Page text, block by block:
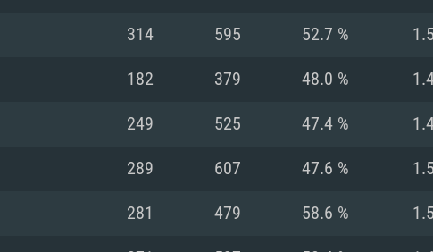
DE
314 595 52.7 %
182 379 48.0 %
249 525 47.4 %
289 607 47.6 %
281 479 58.6 %